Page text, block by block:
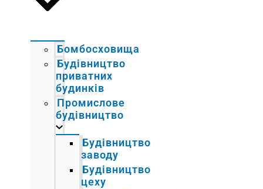
Бомбосховища
Будівництво
приватних
будинків
Промислове
будівництво
Будівництво
заводу
Будівництво
цеху